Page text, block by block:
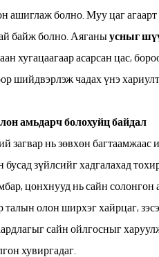
ашиглаж болно. Муу цаг агаарт
байж болно. Аяганыусныг
хугацаагаар асарсан цас,
шийдвэрлэж чадах үнэ
амьдарч болохуйц байдал
загвар нь зөвхөн
зүйлсийг хадгалахад
цонхнууд нь сайн
олон ширхэг хайрцаг,
сайн ойлгосныг
хувиргадаг.